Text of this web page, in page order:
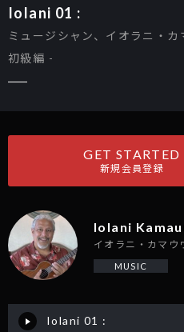
Iolani 01 :
ミュージシャン、イオラニ・
初級編 -
GET STARTED
新規会員登録
Iolani
イオラニ・カマウ
MUSIC
Iolani 01 :